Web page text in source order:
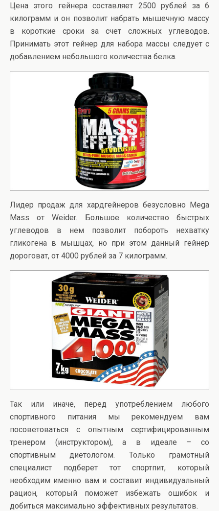
Цена этого гейнера составляет 2500 рублей за 6
килограмм и он позволит набрать мышечную массу
в короткие сроки за счет сложных углеводов.
Принимать этот гейнер для набора массы следует с
добавлением небольшого количества белка.
Лидер продаж для хардгейнеров безусловно Mega
Mass от Weider. Большое количество быстрых
углеводов в нем позволит побороть нехватку
гликогена в мышцах, но при этом данный гейнер
дороговат, от 4000 рублей за 7 килограмм.
Так или иначе, перед употреблением любого
спортивного питания мы рекомендуем вам
посоветоваться с опытным сертифицированным
тренером (инструктором), а в идеале – со
спортивным диетологом. Только грамотный
специалист подберет тот спортпит, который
необходим именно вам и составит индивидуальный
рацион, который поможет избежать ошибок и
добиться максимально эффективных результатов.